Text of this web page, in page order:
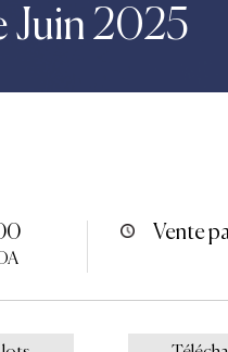
Juin 2025
Vente